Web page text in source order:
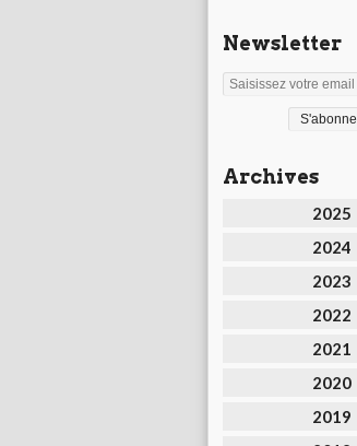
Newsletter
Archives
2025
2024
2023
2022
2021
2020
2019